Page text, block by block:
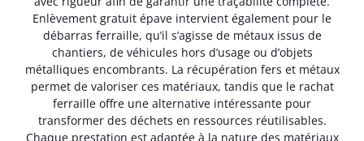
Enlèvement gratuit épave intervient également pour le
débarras ferraille, qu’il s’agisse de métaux issus de
chantiers, de véhicules hors d’usage ou d’objets
métalliques encombrants. La récupération fers et métaux
permet de valoriser ces matériaux, tandis que le rachat
ferraille offre une alternative intéressante pour
transformer des déchets en ressources réutilisables.
Chaque prestation est adaptée à la nature des matériaux